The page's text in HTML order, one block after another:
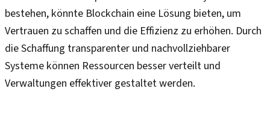
bestehen, könnte Blockchain eine Lösung bieten, um
Vertrauen zu schaffen und die Effizienz zu erhöhen. Durch
die Schaffung transparenter und nachvollziehbarer
Systeme können Ressourcen besser verteilt und
Verwaltungen effektiver gestaltet werden.